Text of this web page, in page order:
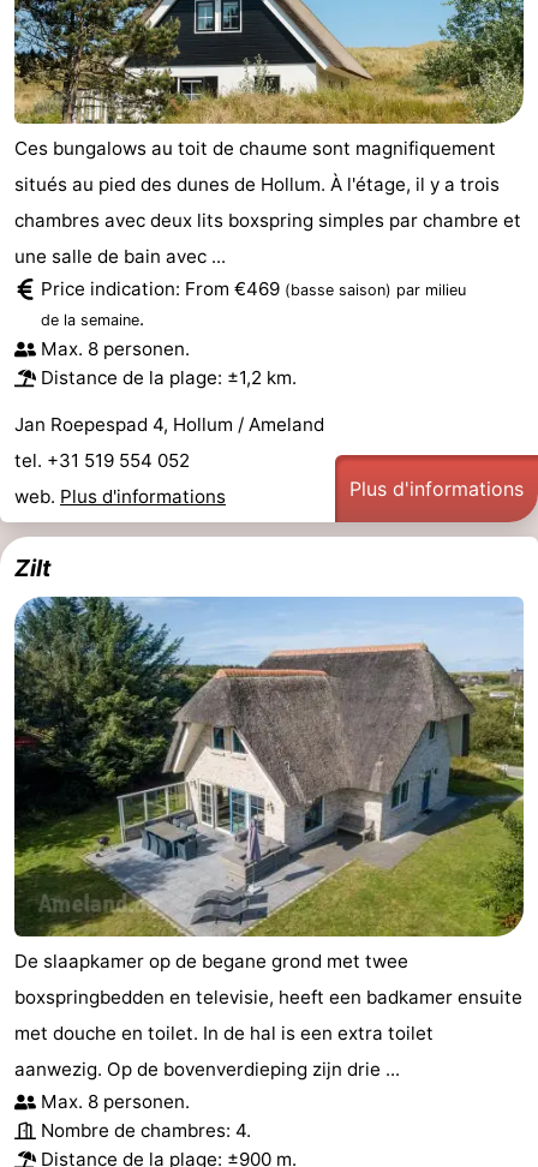
Ces bungalows au toit de chaume sont magnifiquement
situés au pied des dunes de Hollum. À l'étage, il y a trois
chambres avec deux lits boxspring simples par chambre et
une salle de bain avec ...
Price indication: From €469 (basse saison) par milieu
de la semaine.
Max. 8 personen.
Distance de la plage: ±1,2 km.
Jan Roepespad 4, Hollum / Ameland
tel. +31 519 554 052
web. Plus d'informations Plus d'informations
Zilt
De slaapkamer op de begane grond met twee
boxspringbedden en televisie, heeft een badkamer ensuite
met douche en toilet. In de hal is een extra toilet
aanwezig. Op de bovenverdieping zijn drie ...
Max. 8 personen.
Nombre de chambres: 4.
Distance de la plage: ±900 m.